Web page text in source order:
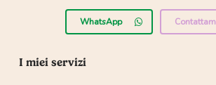
WhatsApp
I miei servizi